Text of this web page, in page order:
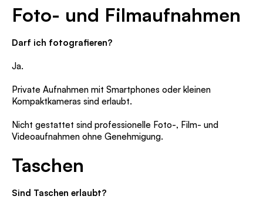
Foto- und Filmaufnahmen
Darf ich fotografieren?
Ja.
Private Aufnahmen mit Smartphones oder kleinen
Kompaktkameras sind erlaubt.
Nicht gestattet sind professionelle Foto-, Film- und
Videoaufnahmen ohne Genehmigung.
Taschen
Sind Taschen erlaubt?